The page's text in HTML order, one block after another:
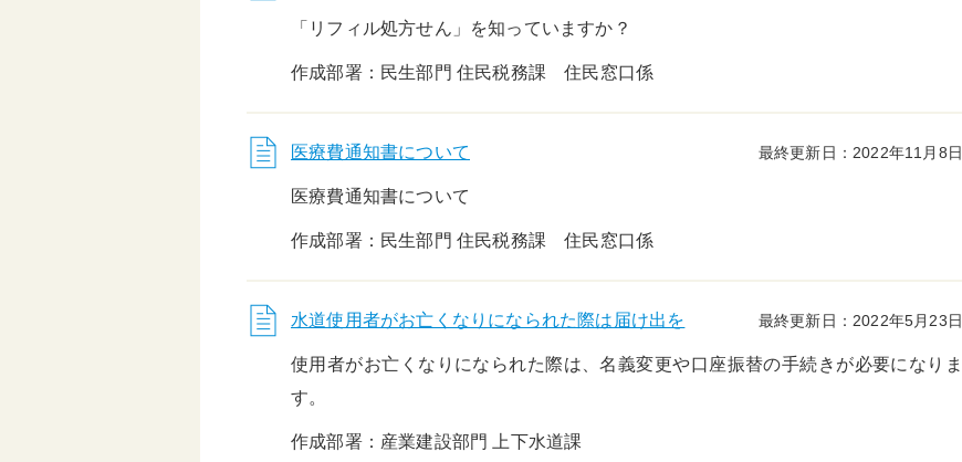
「リフィル処方せん」を知っていますか？
作成部署：民生部門 住民税務課 住民窓口係
医療費通知書について 最終更新日：2022年11月8日
医療費通知書について
作成部署：民生部門 住民税務課 住民窓口係
水道使用者がお亡くなりになられた際は届け出を 最終更新日：2022年5月23日
使用者がお亡くなりになられた際は、名義変更や口座振替の手続きが必要になりま
す。
作成部署：産業建設部門 上下水道課